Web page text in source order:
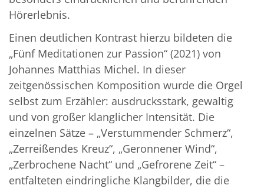
Hörerlebnis.
Einen deutlichen Kontrast hierzu bildeten die
„Fünf Meditationen zur Passion“ (2021) von
Johannes Matthias Michel. In dieser
zeitgenössischen Komposition wurde die Orgel
selbst zum Erzähler: ausdrucksstark, gewaltig
und von großer klanglicher Intensität. Die
einzelnen Sätze – „Verstummender Schmerz“,
„Zerreißendes Kreuz“, „Geronnener Wind“,
„Zerbrochene Nacht“ und „Gefrorene Zeit“ –
entfalteten eindringliche Klangbilder, die die